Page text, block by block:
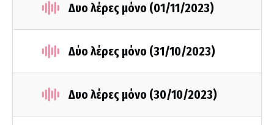
Δυο λέρες μόνο (01/11/2023)
Δύο λέρες μόνο (31/10/2023)
Δυο λέρες μόνο (30/10/2023)